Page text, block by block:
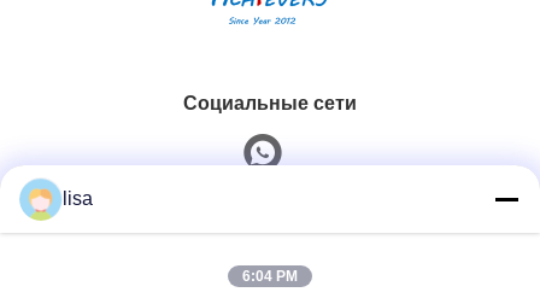
Социальные сети
lisa
6:04 PM